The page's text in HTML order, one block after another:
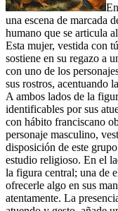
una escena de marcada
humano que se articula
Esta mujer, vestida con
sostiene en su regazo a
con uno de los
sus rostros, acentuando
A ambos lados de la
identificables por sus
con hábito franciscano
personaje masculino,
disposición de este
estudio religioso. En el
la figura central; una de
ofrecerle algo en sus
atentamente. La